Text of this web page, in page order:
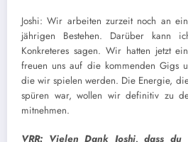
Joshi: Wir arbeiten zurzeit noch an
jährigen Bestehen. Darüber kann
Konkreteres sagen. Wir hatten jetzt
freuen uns auf die kommenden Gigs
die wir spielen werden. Die Energie,
spüren war, wollen wir definitiv zu
mitnehmen.
VRR: Vielen Dank Joshi, dass